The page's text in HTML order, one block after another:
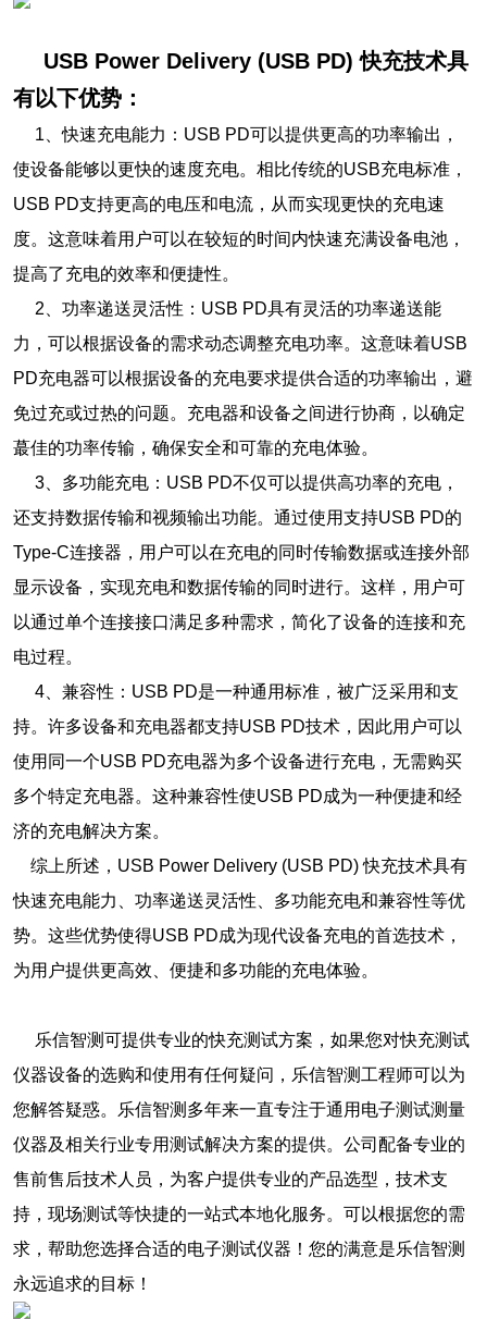
USB Power Delivery (USB PD) 快充技术具
有以下优势：
1、快速充电能力：USB PD可以提供更高的功率输出，
使设备能够以更快的速度充电。相比传统的USB充电标准，
USB PD支持更高的电压和电流，从而实现更快的充电速
度。这意味着用户可以在较短的时间内快速充满设备电池，
提高了充电的效率和便捷性。
2、功率递送灵活性：USB PD具有灵活的功率递送能
力，可以根据设备的需求动态调整充电功率。这意味着USB
PD充电器可以根据设备的充电要求提供合适的功率输出，避
免过充或过热的问题。充电器和设备之间进行协商，以确定
蕞佳的功率传输，确保安全和可靠的充电体验。
3、多功能充电：USB PD不仅可以提供高功率的充电，
还支持数据传输和视频输出功能。通过使用支持USB PD的
Type-C连接器，用户可以在充电的同时传输数据或连接外部
显示设备，实现充电和数据传输的同时进行。这样，用户可
以通过单个连接接口满足多种需求，简化了设备的连接和充
电过程。
4、兼容性：USB PD是一种通用标准，被广泛采用和支
持。许多设备和充电器都支持USB PD技术，因此用户可以
使用同一个USB PD充电器为多个设备进行充电，无需购买
多个特定充电器。这种兼容性使USB PD成为一种便捷和经
济的充电解决方案。
综上所述，USB Power Delivery (USB PD) 快充技术具有
快速充电能力、功率递送灵活性、多功能充电和兼容性等优
势。这些优势使得USB PD成为现代设备充电的首选技术，
为用户提供更高效、便捷和多功能的充电体验。
乐信智测可提供专业的快充测试方案，如果您对快充测试
仪器设备的选购和使用有任何疑问，乐信智测工程师可以为
您解答疑惑。乐信智测多年来一直专注于通用电子测试测量
仪器及相关行业专用测试解决方案的提供。公司配备专业的
售前售后技术人员，为客户提供专业的产品选型，技术支
持，现场测试等快捷的一站式本地化服务。可以根据您的需
求，帮助您选择合适的电子测试仪器！您的满意是乐信智测
永远追求的目标！